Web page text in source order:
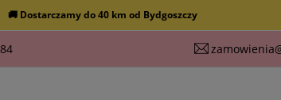
🚚 Dostarczamy do 40 km od Bydgoszczy